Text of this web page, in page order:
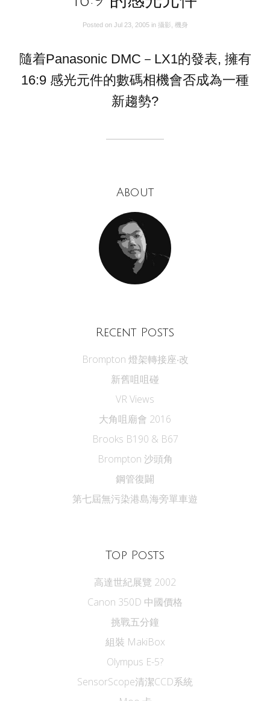
Posted on Jul 23, 2005 in 攝影 機身
隨着Panasonic DMC－LX1的發表, 擁有
16:9 感光元件的數碼相機會否成為一種
新趨勢?
About
Recent Posts
Brompton 燈架轉接座‧改
新舊咀咀碰
VR Views
大角咀廟會 2016
Brooks B190 & B67
Brompton 沙頭角
鋼管復闢
第七屆無污染港島海旁單車遊
Top Posts
高達世紀展覽 2002
Canon 350D 中國價格
挑戰五分鐘
組裝 MakiBox
Olympus E-5?
SensorScope清潔CCD系統